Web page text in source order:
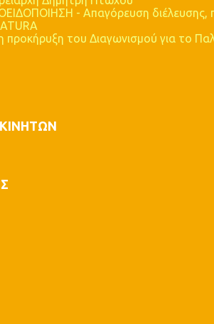
- Απαγόρευση διέλευσης,
προκήρυξη του Διαγωνισμού για το